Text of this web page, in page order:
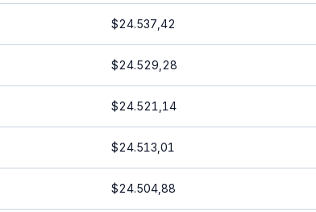
$24.537,42
$24.529,28
$24.521,14
$24.513,01
$24.504,88